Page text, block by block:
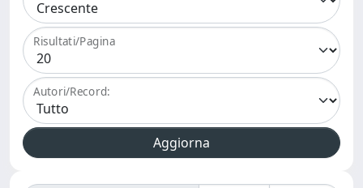
Risultati/Pagina
Autori/Record: